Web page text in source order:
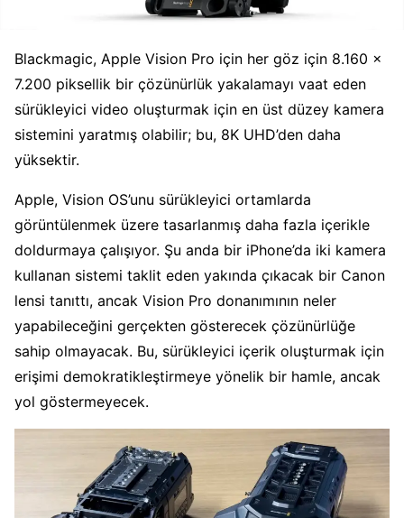
Blackmagic, Apple Vision Pro için her göz için 8.160 x
7.200 piksellik bir çözünürlük yakalamayı vaat eden
sürükleyici video oluşturmak için en üst düzey kamera
sistemini yaratmış olabilir; bu, 8K UHD’den daha
yüksektir.
Apple, Vision OS’unu sürükleyici ortamlarda
görüntülenmek üzere tasarlanmış daha fazla içerikle
doldurmaya çalışıyor. Şu anda bir iPhone’da iki kamera
kullanan sistemi taklit eden yakında çıkacak bir Canon
lensi tanıttı, ancak Vision Pro donanımının neler
yapabileceğini gerçekten gösterecek çözünürlüğe
sahip olmayacak. Bu, sürükleyici içerik oluşturmak için
erişimi demokratikleştirmeye yönelik bir hamle, ancak
yol göstermeyecek.